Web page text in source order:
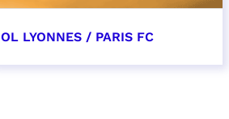
OL LYONNES / PARIS FC